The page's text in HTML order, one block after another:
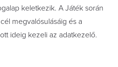
keletkezik. A Játék során
megvalósulásáig és a
ideig kezeli az adatkezelő.